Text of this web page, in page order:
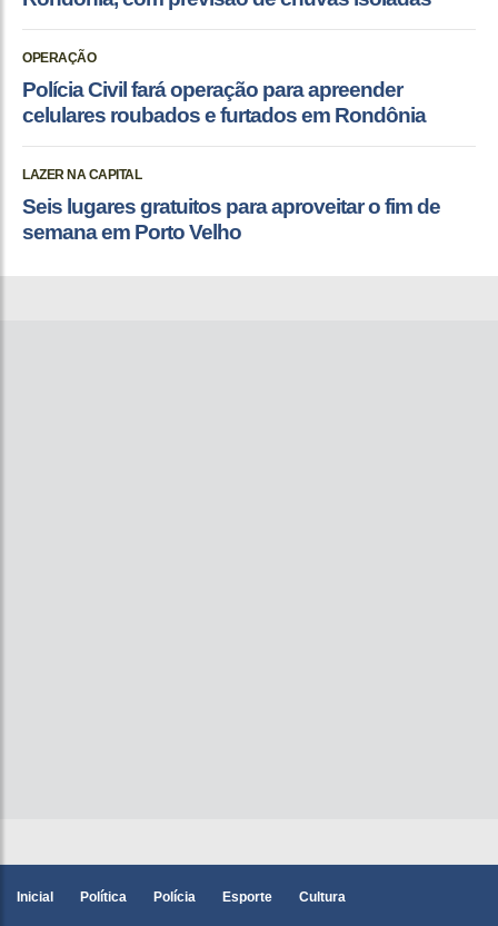
OPERAÇÃO
Polícia Civil fará operação para apreender
celulares roubados e furtados em Rondônia
LAZER NA CAPITAL
Seis lugares gratuitos para aproveitar o fim de
semana em Porto Velho
Inicial Política Polícia Esporte Cultura